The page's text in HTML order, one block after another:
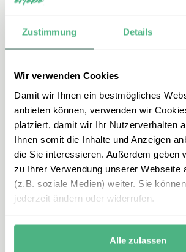
Zustimmung Details
Wir verwenden Cookies
Damit wir Ihnen ein bestmögliches
anbieten können, verwenden wir
platziert, damit wir Ihr Nutzerverhalten
Ihnen somit die Inhalte und Anzeigen
die Sie interessieren. Außerdem geben
zu Ihrer Verwendung unserer Webseite
(z.B. soziale Medien) weiter. Sie
jederzeit ändern oder widerrufen.
Alle zulassen
E-Mail
ecuador@erlebe.de
Montag – Freitag: